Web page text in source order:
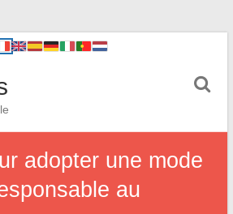
adopter une mode
au